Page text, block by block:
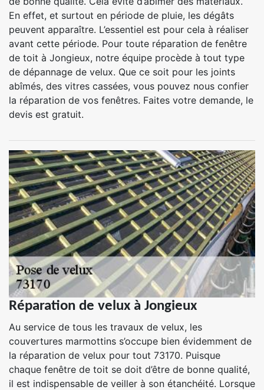
En effet, et surtout en période de pluie, les dégâts
peuvent apparaître. L’essentiel est pour cela à réaliser
avant cette période. Pour toute réparation de fenêtre
de toit à Jongieux, notre équipe procède à tout type
de dépannage de velux. Que ce soit pour les joints
abîmés, des vitres cassées, vous pouvez nous confier
la réparation de vos fenêtres. Faites votre demande, le
devis est gratuit.
Réparation de velux à Jongieux
Au service de tous les travaux de velux, les
couvertures marmottins s’occupe bien évidemment de
la réparation de velux pour tout 73170. Puisque
chaque fenêtre de toit se doit d’être de bonne qualité,
il est indispensable de veiller à son étanchéité. Lorsque